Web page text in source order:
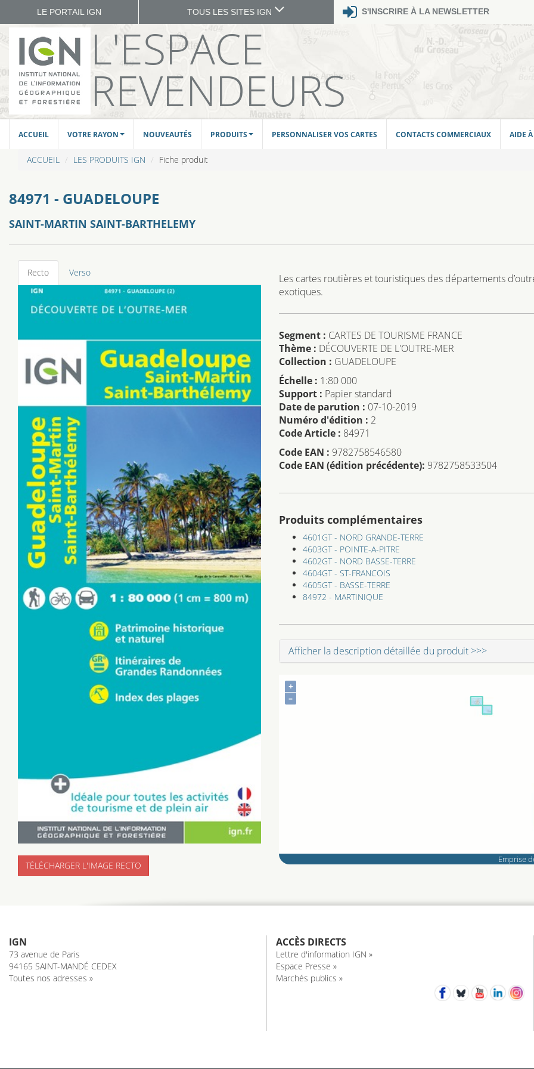
LE PORTAIL IGN TOUS LES SITES IGN S'INSCRIRE À LA NEWSLETTER
L'ESPACE
REVENDEURS
ACCUEIL VOTRE RAYON NOUVEAUTÉS PRODUITS PERSONNALISER VOS CARTES CONTACTS COMMERCIAUX AIDE
ACCUEIL LES PRODUITS IGN Fiche produit
84971 - GUADELOUPE
SAINT-MARTIN SAINT-BARTHELEMY
Recto Verso
TÉLÉCHARGER L'IMAGE RECTO
Les cartes routières et touristiques des départements
exotiques.
Segment : CARTES DE TOURISME FRANCE
Thème : DÉCOUVERTE DE L'OUTRE-MER
Collection : GUADELOUPE
Échelle : 1:80 000
Support : Papier standard
Date de parution : 07-10-2019
Numéro d'édition : 2
Code Article : 84971
Code EAN : 9782758546580
Code EAN (édition précédente): 9782758533504
Produits complémentaires
4601GT - NORD GRANDE-TERRE
4603GT - POINTE-A-PITRE
4602GT - NORD BASSE-TERRE
4604GT - ST-FRANCOIS
4605GT - BASSE-TERRE
84972 - MARTINIQUE
Afficher la description détaillée du produit >>>
+
–
Emprise
IGN
73 avenue de Paris
94165 SAINT-MANDÉ CEDEX
Toutes nos adresses »
ACCÈS DIRECTS
Lettre d'information IGN »
Espace Presse »
Marchés publics »